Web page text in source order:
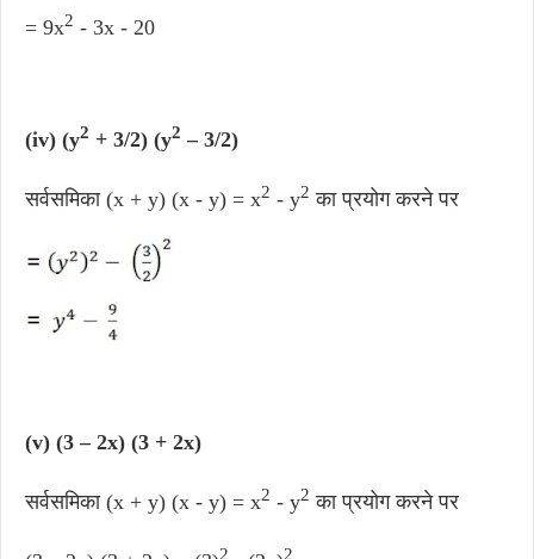
= 9x2 - 3x - 20
(iv) (y2 + 3/2) (y2 – 3/2)
सर्वसमिका (x + y) (x - y) = x2 - y2 का प्रयोग करने पर
(v) (3 – 2x) (3 + 2x)
सर्वसमिका (x + y) (x - y) = x2 - y2 का प्रयोग करने पर ​
2 2